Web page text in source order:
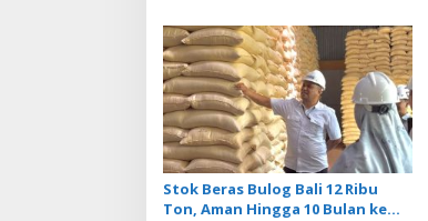
o
n
Penyakit
Stok Beras Bulog Bali 12 Ribu
Ton, Aman Hingga 10 Bulan ke